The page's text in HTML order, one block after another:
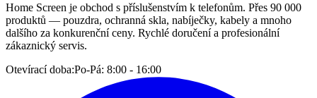
Home Screen je obchod s příslušenstvím k telefonům. Přes 90 000
produktů — pouzdra, ochranná skla, nabíječky, kabely a mnoho
dalšího za konkurenční ceny. Rychlé doručení a profesionální
zákaznický servis.
Otevírací doba:Po-Pá: 8:00 - 16:00